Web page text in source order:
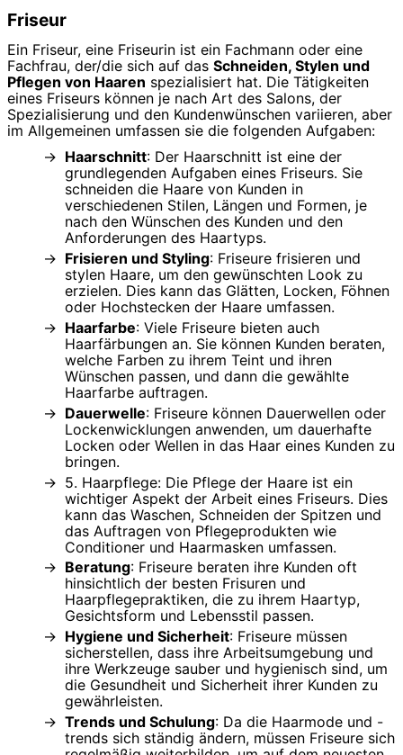
Friseur
Ein Friseur, eine Friseurin ist ein Fachmann oder eine
Fachfrau, der/die sich auf das Schneiden, Stylen und
Pflegen von Haaren spezialisiert hat. Die Tätigkeiten
eines Friseurs können je nach Art des Salons, der
Spezialisierung und den Kundenwünschen variieren, aber
im Allgemeinen umfassen sie die folgenden Aufgaben:
Haarschnitt: Der Haarschnitt ist eine der
grundlegenden Aufgaben eines Friseurs. Sie
schneiden die Haare von Kunden in
verschiedenen Stilen, Längen und Formen, je
nach den Wünschen des Kunden und den
Anforderungen des Haartyps.
Frisieren und Styling: Friseure frisieren und
stylen Haare, um den gewünschten Look zu
erzielen. Dies kann das Glätten, Locken, Föhnen
oder Hochstecken der Haare umfassen.
Haarfarbe: Viele Friseure bieten auch
Haarfärbungen an. Sie können Kunden beraten,
welche Farben zu ihrem Teint und ihren
Wünschen passen, und dann die gewählte
Haarfarbe auftragen.
Dauerwelle: Friseure können Dauerwellen oder
Lockenwicklungen anwenden, um dauerhafte
Locken oder Wellen in das Haar eines Kunden zu
bringen.
5. Haarpflege: Die Pflege der Haare ist ein
wichtiger Aspekt der Arbeit eines Friseurs. Dies
kann das Waschen, Schneiden der Spitzen und
das Auftragen von Pflegeprodukten wie
Conditioner und Haarmasken umfassen.
Beratung: Friseure beraten ihre Kunden oft
hinsichtlich der besten Frisuren und
Haarpflegepraktiken, die zu ihrem Haartyp,
Gesichtsform und Lebensstil passen.
Hygiene und Sicherheit: Friseure müssen
sicherstellen, dass ihre Arbeitsumgebung und
ihre Werkzeuge sauber und hygienisch sind, um
die Gesundheit und Sicherheit ihrer Kunden zu
gewährleisten.
Trends und Schulung: Da die Haarmode und -
trends sich ständig ändern, müssen Friseure sich